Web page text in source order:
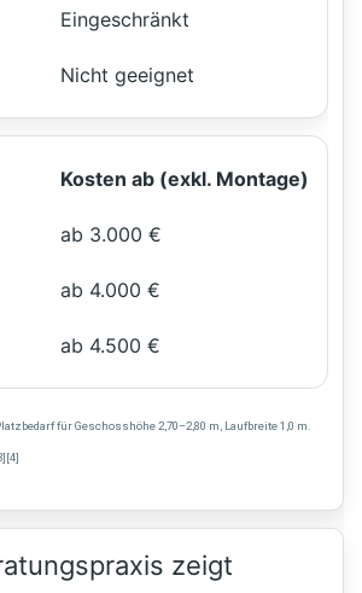
Eingeschränkt
Nicht geeignet
Kosten ab (exkl. Montage)
ab 3.000 €
ab 4.000 €
ab 4.500 €
für Geschosshöhe 2,70–2,80 m, Laufbreite 1,0 m.
zeigt